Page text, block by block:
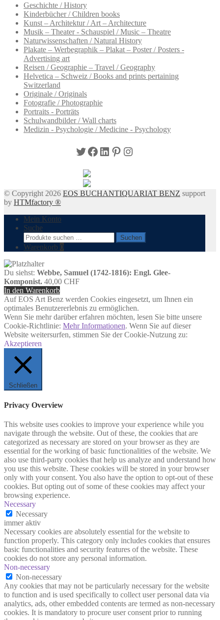
Geschichte / History
Kinderbücher / Children books
Kunst – Architektur / Art – Architecture
Musik – Theater - Schauspiel / Music – Theatre
Naturwissenschaften / Natural History
Plakate – Werbegraphik – Plakat – Poster / Posters -
Advertising art
Reisen / Geographie – Travel / Geography
Helvetica – Schweiz / Books and prints pertaining
Switzerland
Originale / Originals
Fotografie / Photographie
Portraits - Porträts
Schulwandbilder / Wall charts
Medizin - Psychologie / Medicine - Psychology
Twitter
Facebook
LinkedIn
Pinterest
Instagram
© Copyright 2026 EOS BUCHANTIQUARIAT BENZ support
by HTMfactory ®
Mein Konto
Suche
Suchen
nach:
Suchen
Warenkorb 0
Du siehst: Webbe, Samuel (1742-1816): Engl. Glee-
Komponist. 40,00 CHF
In den Warenkorb
Auf EOS Art Benz werden Cookies eingesetzt, um Ihnen ein
optimales Benutzererlebnis zu ermöglichen.
Wenn Sie mehr darüber erfahren möchten, lesen Sie bitte unsere
Cookie-Richtlinie: Mehr Informationen. Wenn Sie auf dieser
Website weitersurfen, stimmen Sie der Cookie-Nutzung zu:
Akzeptieren
Schließen
Privacy Overview
This website uses cookies to improve your experience while you
navigate through the website. Out of these, the cookies that are
categorized as necessary are stored on your browser as they are
essential for the working of basic functionalities of the website. We
also use third-party cookies that help us analyze and understand how
you use this website. These cookies will be stored in your browser
only with your consent. You also have the option to opt-out of these
cookies. But opting out of some of these cookies may affect your
browsing experience.
Necessary
Necessary
immer aktiv
Necessary cookies are absolutely essential for the website to
function properly. This category only includes cookies that ensures
basic functionalities and security features of the website. These
cookies do not store any personal information.
Non-necessary
Non-necessary
Any cookies that may not be particularly necessary for the website
to function and is used specifically to collect user personal data via
analytics, ads, other embedded contents are termed as non-necessary
cookies. It is mandatory to procure user consent prior to running